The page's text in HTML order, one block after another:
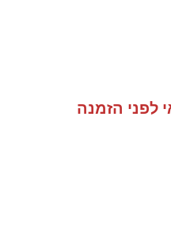
לפני הזמנה